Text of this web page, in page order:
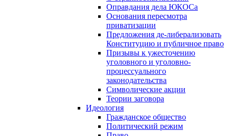
Оправдания дела ЮКОСа
Основания пересмотра
приватизации
Предложения де-либерализовать
Конституцию и публичное право
Призывы к ужесточению
уголовного и уголовно-
процессуального
законодательства
Символические акции
Теории заговора
Идеология
Гражданское общество
Политический режим